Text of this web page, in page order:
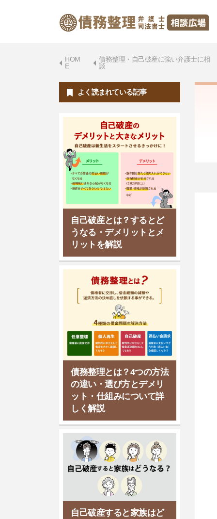
HOM
E
債務整理・自己破産に強い弁護士に相
談
よく読まれている記事
自己破産とは？するとど
うなる・デメリットとメ
リットを解説
債務整理とは？4つの方法
の違い・選び方とデメリ
ット・仕組みについて詳
しく解説
自己破産すると家族はど